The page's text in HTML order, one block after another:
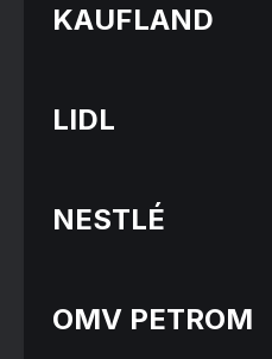
KAUFLAND
LIDL
NESTLÉ
OMV PETROM